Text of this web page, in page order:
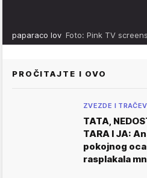
paparaco lov Foto: Pink TV
PROČITAJTE I OVO
ZVEZDE I
TATA,
TARA I JA:
pokojnog
rasplakala